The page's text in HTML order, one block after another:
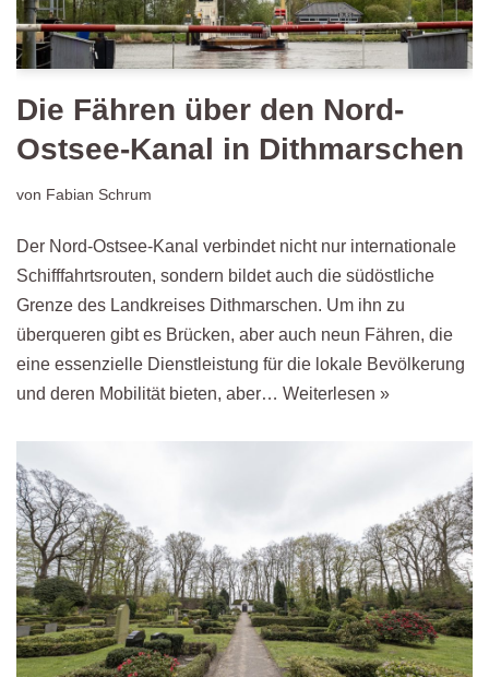
Die Fähren über den Nord-
Ostsee-Kanal in Dithmarschen
von Fabian Schrum
Der Nord-Ostsee-Kanal verbindet nicht nur internationale
Schifffahrtsrouten, sondern bildet auch die südöstliche
Grenze des Landkreises Dithmarschen. Um ihn zu
überqueren gibt es Brücken, aber auch neun Fähren, die
eine essenzielle Dienstleistung für die lokale Bevölkerung
und deren Mobilität bieten, aber… Weiterlesen »